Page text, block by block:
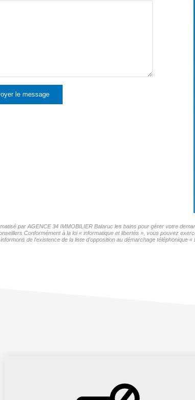
le message
par AGENCE 34 IMMOBILIER Balaruc les bains pour gérer votre
Conformément à la loi « informatique et libertés », vous pouvez
de l'existence de la liste d'opposition au démarchage téléphonique